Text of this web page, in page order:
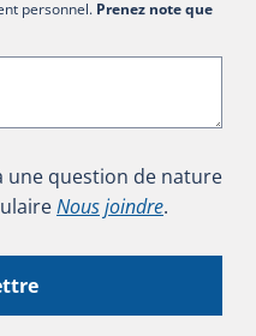
personnel. Prenez note que
une question de nature
Nous joindre.